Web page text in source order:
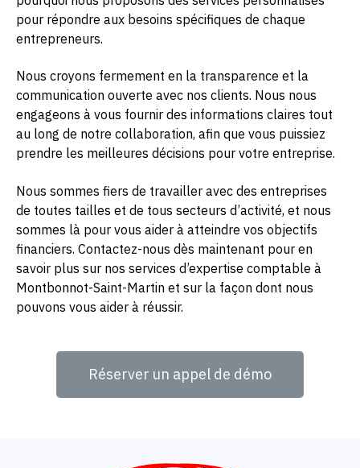
pour répondre aux besoins spécifiques de chaque
entrepreneurs.
Nous croyons fermement en la transparence et la
communication ouverte avec nos clients. Nous nous
engageons à vous fournir des informations claires tout
au long de notre collaboration, afin que vous puissiez
prendre les meilleures décisions pour votre entreprise.
Nous sommes fiers de travailler avec des entreprises
de toutes tailles et de tous secteurs d’activité, et nous
sommes là pour vous aider à atteindre vos objectifs
financiers. Contactez-nous dès maintenant pour en
savoir plus sur nos services d’expertise comptable à
Montbonnot-Saint-Martin et sur la façon dont nous
pouvons vous aider à réussir.
Réserver un appel de démo